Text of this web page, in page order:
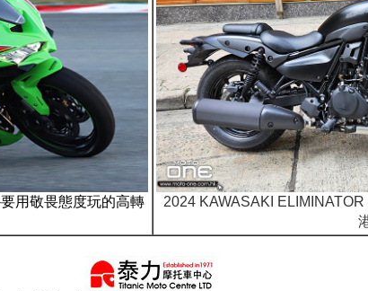
用敬畏態度玩的高轉
2024 KAWASAKI